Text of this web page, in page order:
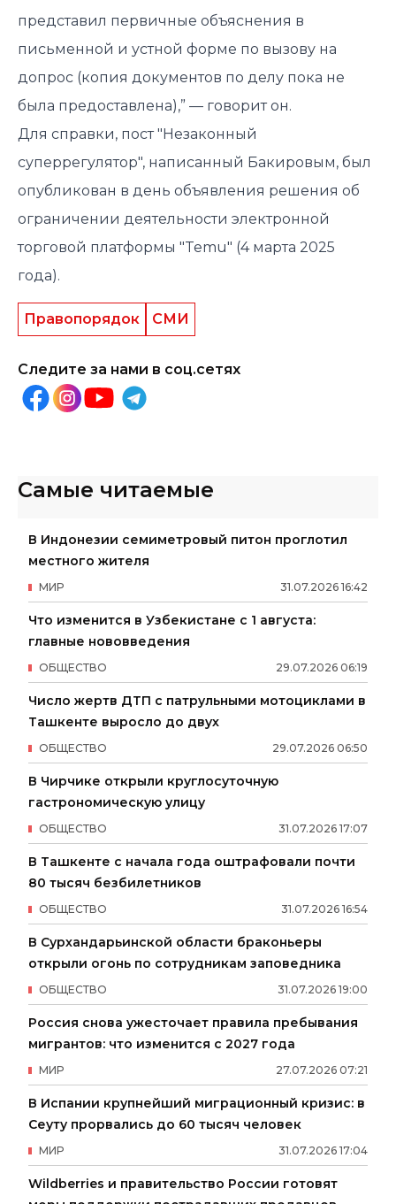
представил первичные объяснения в
письменной и устной форме по вызову на
допрос (копия документов по делу пока не
была предоставлена),” — говорит он.
Для справки, пост "Незаконный
суперрегулятор", написанный Бакировым, был
опубликован в день объявления решения об
ограничении деятельности электронной
торговой платформы "Temu" (4 марта 2025
года).
Правопорядок СМИ
Следите за нами в соц.сетях
Самые читаемые
В Индонезии семиметровый питон проглотил
местного жителя
31.07.2026 16:42
МИР
Что изменится в Узбекистане с 1 августа:
главные нововведения
29.07.2026 06:19
ОБЩЕСТВО
Число жертв ДТП с патрульными мотоциклами в
Ташкенте выросло до двух
29.07.2026 06:50
ОБЩЕСТВО
В Чирчике открыли круглосуточную
гастрономическую улицу
31.07.2026 17:07
ОБЩЕСТВО
В Ташкенте с начала года оштрафовали почти
80 тысяч безбилетников
31.07.2026 16:54
ОБЩЕСТВО
В Сурхандарьинской области браконьеры
открыли огонь по сотрудникам заповедника
31.07.2026 19:00
ОБЩЕСТВО
Россия снова ужесточает правила пребывания
мигрантов: что изменится с 2027 года
27.07.2026 07:21
МИР
В Испании крупнейший миграционный кризис: в
Сеуту прорвались до 60 тысяч человек
31.07.2026 17:04
МИР
Wildberries и правительство России готовят